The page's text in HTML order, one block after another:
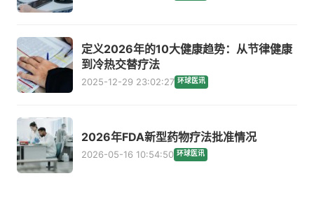
定义2026年的10大健康趋势：从节律健康
到冷热交替疗法
2025-12-29 23:02:27 环球医讯
2026年FDA新型药物疗法批准情况
2026-05-16 10:54:50 环球医讯